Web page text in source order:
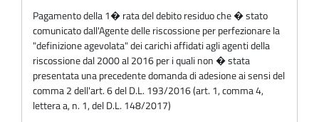
Pagamento della 1� rata del debito residuo che � stato
comunicato dall'Agente delle riscossione per perfezionare la
"definizione agevolata" dei carichi affidati agli agenti della
riscossione dal 2000 al 2016 per i quali non � stata
presentata una precedente domanda di adesione ai sensi del
comma 2 dell'art. 6 del D.L. 193/2016 (art. 1, comma 4,
lettera a, n. 1, del D.L. 148/2017)